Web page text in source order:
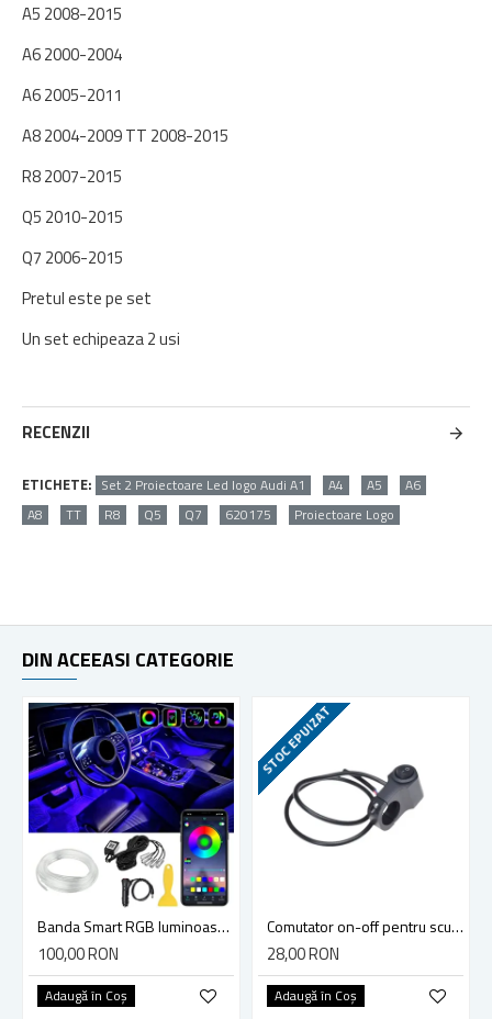
A5 2008-2015
A6 2000-2004
A6 2005-2011
A8 2004-2009 TT 2008-2015
R8 2007-2015
Q5 2010-2015
Q7 2006-2015
Pretul este pe set
Un set echipeaza 2 usi
RECENZII
ETICHETE: Set 2 Proiectoare Led logo Audi A1 A4 A5
A6
A8
TT R8 Q5 Q7 620175 Proiectoare Logo
DIN ACEEASI CATEGORIE
Banda Smart RGB luminoasa pentru interiorul masinii, Lumini controlabile prin aplicatie
100,00 RON
Adaugă în Coş
STOC EPUIZAT
Comutator on-off pentru scuter, atv, diametru 23,8 mm
28,00 RON
Adaugă în Coş